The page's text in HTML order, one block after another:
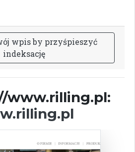
ój wpisby przyśpieszyć
indeksację
www.rilling.pl: